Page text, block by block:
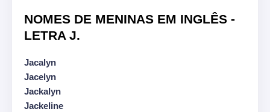
NOMES DE MENINAS EM INGLÊS -
LETRA J.
Jacalyn
Jacelyn
Jackalyn
Jackeline